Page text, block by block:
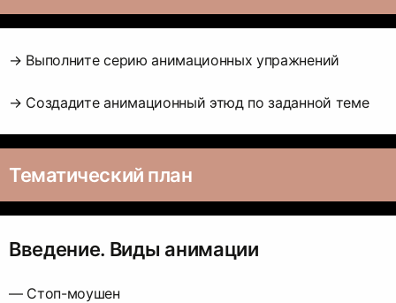
→ Выполните серию анимационных упражнений
→ Создадите анимационный этюд по заданной теме
Тематический план
Введение. Виды анимации
— Стоп-моушен